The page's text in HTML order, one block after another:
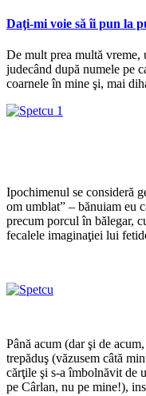
Daţi-mi voie să îi pun la
De mult prea multă
judecând după numele pe
coarnele în mine şi, mai
Ipochimenul se consideră
om umblat” – bănuiam eu
precum porcul în bălegar,
fecalele imaginaţiei lui
Până acum (dar şi de
trepăduş (văzusem câtă
cărţile şi s-a îmbolnăvit de
pe Cârlan, nu pe mine!),